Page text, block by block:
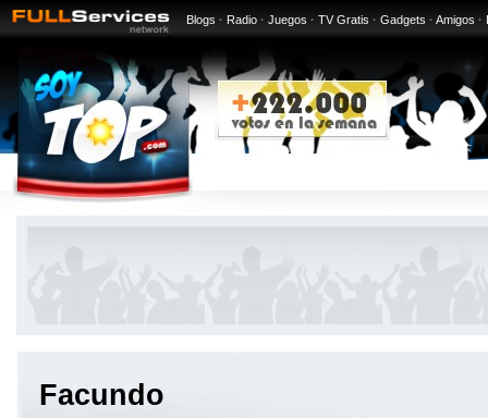
Blogs · Radio · Juegos · TV Gratis · Gadgets · Amigos ·
Facundo